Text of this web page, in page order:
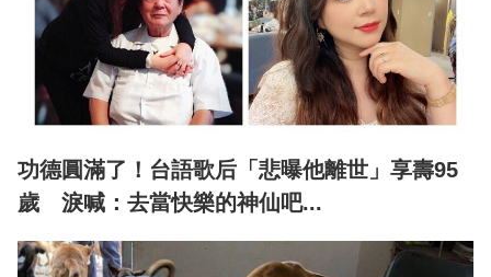
功德圓滿了！台語歌后「悲曝他離世」享壽95
歲 淚喊：去當快樂的神仙吧...